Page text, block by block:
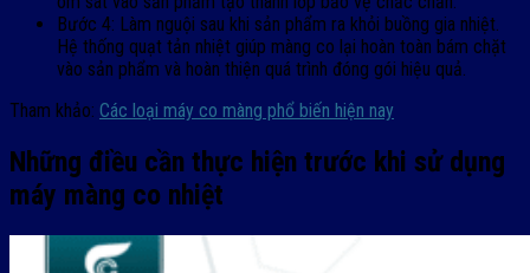
Bước 4: Làm nguội sau khi sản phẩm ra khỏi buồng gia nhiệt.
Hệ thống quạt tản nhiệt giúp màng co lại hoàn toàn bám chặt
vào sản phẩm và hoàn thiện quá trình đóng gói hiệu quả.
Tham khảo: Các loại máy co màng phổ biến hiện nay
Những điều cần thực hiện trước khi sử dụng
máy màng co nhiệt